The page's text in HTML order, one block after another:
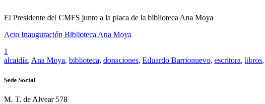
El Presidente del CMFS junto a la placa de la biblioteca Ana Moya
Acto Inauguración Biblioteca Ana Moya
1
alcaidía, Ana Moya, biblioteca, donaciones, Eduardo Barrionuevo, escritora, libros,
Sede Social
M. T. de Alvear 578